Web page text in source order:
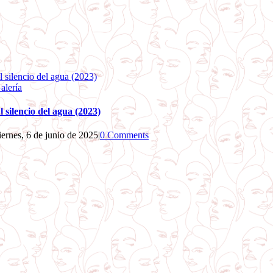
silencio del agua (2023)
silencio del agua (2023)
6 de junio de 2025|0 Comments